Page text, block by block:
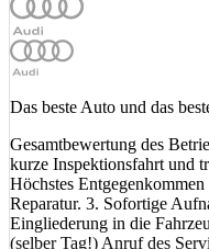
Das beste Auto und das
Gesamtbewertung des
kurze Inspektionsfahrt und
Höchstes
Reparatur. 3. Sofortige
Eingliederung in die
(selber Tag!) Anruf des